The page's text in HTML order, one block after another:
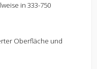
in 333-750
Oberfläche und